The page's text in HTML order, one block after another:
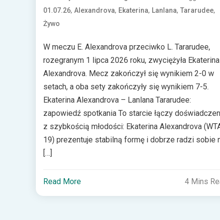
01.07.26, Alexandrova, Ekaterina, Lanlana, Tararudee,
Żywo
W meczu E. Alexandrova przeciwko L. Tararudee,
rozegranym 1 lipca 2026 roku, zwyciężyła Ekaterina
Alexandrova. Mecz zakończył się wynikiem 2-0 w
setach, a oba sety zakończyły się wynikiem 7-5.
Ekaterina Alexandrova – Lanlana Tararudee:
zapowiedź spotkania To starcie łączy
z szybkością młodości: Ekaterina Alexandrova
19) prezentuje stabilną formę i dobrze radzi sobie
[…]
Read More 4 Mins